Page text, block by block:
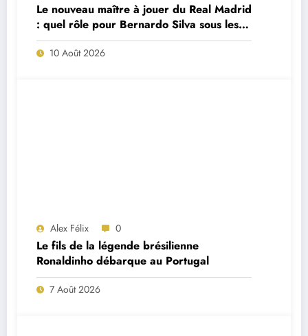
Le nouveau maître à jouer du Real Madrid
: quel rôle pour Bernardo Silva sous les
ordres de José Mourinho ?
10 Août 2026
Alex Félix 0
Le fils de la légende brésilienne
Ronaldinho débarque au Portugal
7 Août 2026